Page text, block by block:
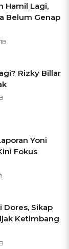
Hamil Lagi,
Belum Genap
Rizky Billar
Yoni
Fokus
Dores, Sikap
Ketimbang